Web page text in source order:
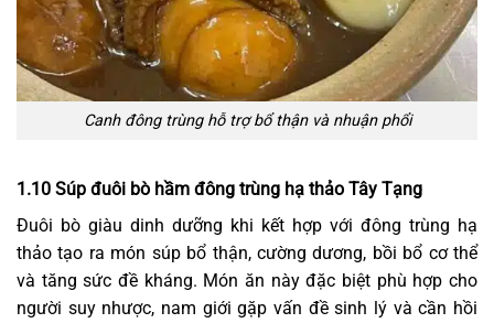
Canh đông trùng hỗ trợ bổ thận và nhuận phổi
1.10 Súp đuôi bò hầm đông trùng hạ thảo Tây Tạng
Đuôi bò giàu dinh dưỡng khi kết hợp với đông trùng hạ
thảo tạo ra món súp bổ thận, cường dương, bồi bổ cơ thể
và tăng sức đề kháng. Món ăn này đặc biệt phù hợp cho
người suy nhược, nam giới gặp vấn đề sinh lý và cần hồi